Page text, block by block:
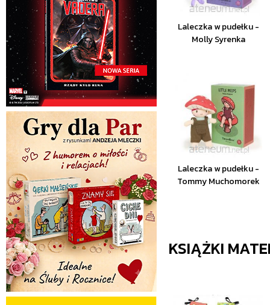
Laleczka w pudełku -
Molly Syrenka
Laleczka w pudełku -
Tommy Muchomorek
KSIĄŻKI